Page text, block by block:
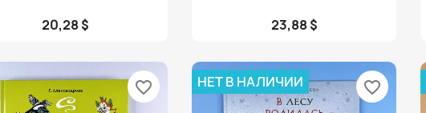
20,28 $ 23,88 $
favorite_border НЕТ В НАЛИЧИИ favorite_border